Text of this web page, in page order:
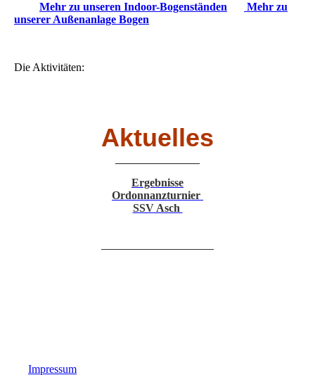
Mehr zu unseren Indoor-Bogenständen
Mehr zu
unserer Außenanlage Bogen
Die Aktivitäten:
Aktuelles
Ergebnisse
Ordonnanzturnier
SSV Asch
Impressum